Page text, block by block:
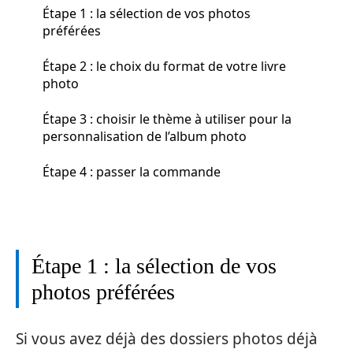
Étape 1 : la sélection de vos photos
préférées
Étape 2 : le choix du format de votre livre
photo
Étape 3 : choisir le thème à utiliser pour la
personnalisation de l’album photo
Étape 4 : passer la commande
Étape 1 : la sélection de vos
photos préférées
Si vous avez déjà des dossiers photos déjà